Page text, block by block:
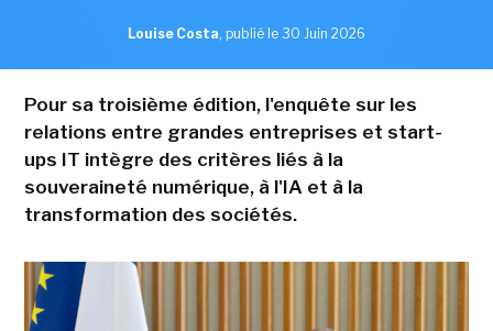
Louise Costa, publié le 30 Juin 2026
Pour sa troisième édition, l'enquête sur les
relations entre grandes entreprises et start-
ups IT intègre des critères liés à la
souveraineté numérique, à l'IA et à la
transformation des sociétés.